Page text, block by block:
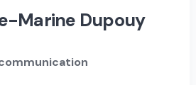
Marine Dupouy